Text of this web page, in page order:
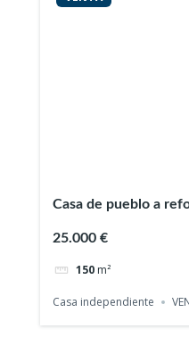
Casa de pueblo a
25.000 €
150 m²
Casa independiente